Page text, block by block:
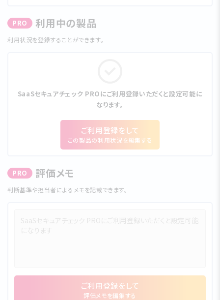
PRO 利⽤中の製品
利⽤状況を登録することができます。
SaaSセキュアチェック PROにご利⽤登録いただくと設定可能に
なります。
ご利⽤登録をして
この製品の利⽤状況を編集する
PRO 評価メモ
判断基準や担当者によるメモを記載できます。
ご利⽤登録をして
評価メモを編集する